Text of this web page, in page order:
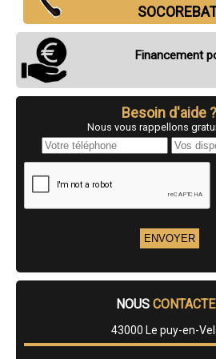
- Installateur poseur Poêles à Bois à
- Installateur poseur Poêles à Bois à
- Installateur poseur Poêles à
- Installateur poseur Poêles à
- Installateur poseur Poêles à Bois à
- Installateur poseur Poêles à Bois
- Installateur poseur Poêles à
- Installateur poseur Poêles à Bois à
- Installateur poseur Poêles à
- Installateur poseur Poêles à Bois à
- Installateur poseur Poêles à
- Installateur poseur Poêles à
- Installateur poseur Poêles à
- Installateur poseur Poêles à Bois à
- Installateur poseur Poêles à Bois
- Installateur poseur Poêles à Bois à
- Installateur poseur Poêles à
- Installateur poseur Poêles à Bois à
- Installateur poseur Poêles à
- Installateur poseur Poêles à Bois à
Financement
Besoin d'aide ?
Nous vous rappellons
NOUS
43000 Le puy-en-